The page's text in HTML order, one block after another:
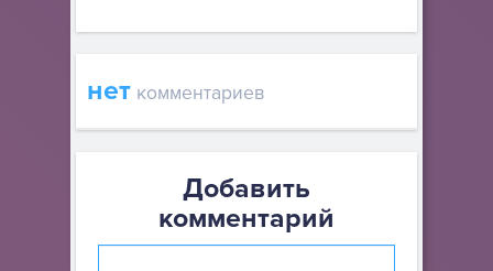
нет комментариев
Добавить
комментарий